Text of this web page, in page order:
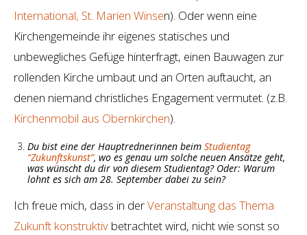
International, St. Marien Winsen). Oder wenn eine
Kirchengemeinde ihr eigenes statisches und
unbewegliches Gefüge hinterfragt, einen Bauwagen zur
rollenden Kirche umbaut und an Orten auftaucht, an
denen niemand christliches Engagement vermutet. (z.B.
Kirchenmobil aus Obernkirchen).
Du bist eine der Hauptrednerinnen beim Studientag
“Zukunftskunst”, wo es genau um solche neuen Ansätze geht,
was wünscht du dir von diesem Studientag? Oder: Warum
lohnt es sich am 28. September dabei zu sein?
Ich freue mich, dass in derVeranstaltung das Thema
Zukunft konstruktiv betrachtet wird, nicht wie sonst so